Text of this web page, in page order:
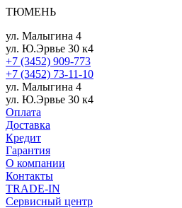
ТЮМЕНЬ
ул. Малыгина 4
ул. Ю.Эрвье 30 к4
+7 (3452) 909-773
+7 (3452) 73-11-10
ул. Малыгина 4
ул. Ю.Эрвье 30 к4
Оплата
Доставка
Кредит
Гарантия
О компании
Контакты
TRADE-IN
Сервисный центр